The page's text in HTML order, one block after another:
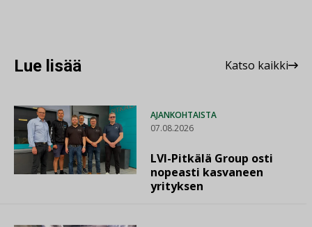
Lue lisää Katso kaikki
AJANKOHTAISTA
07.08.2026
LVI-Pitkälä Group osti
nopeasti kasvaneen
yrityksen